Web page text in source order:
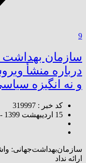
9
سازمان‌ بهداشت‌
درباره منشأ
و نه انگیزه
کد خبر : 319997
15 اردیبهشت 1399 - 23:57
سازمان‌بهداشت‌جهانی:
ارائه نداد